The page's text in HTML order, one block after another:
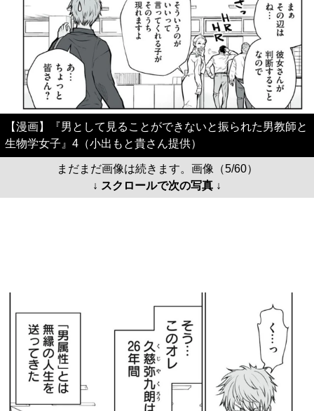
【漫画】『男として見ることができないと振られた男教師と
生物学女子』4（小出もと貴さん提供）
まだまだ画像は続きます。画像（5/60）
↓ スクロールで次の写真 ↓